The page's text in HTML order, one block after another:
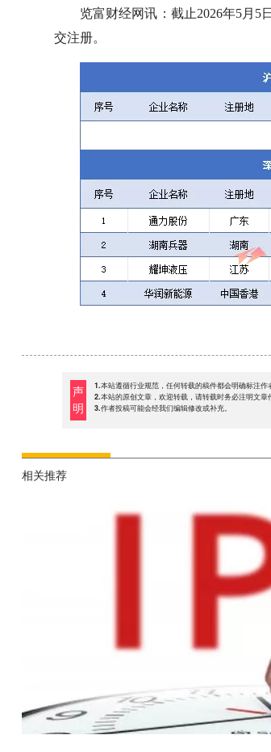
览富财经网讯：截止2026年5月5
交注册。
声
明
1.本站遵循行业规范，任何转载的稿件都会明确标注作
2.本站的原创文章，欢迎转载，请转载时务必注明文
3.作者投稿可能会经我们编辑修改或补充。
相关推荐